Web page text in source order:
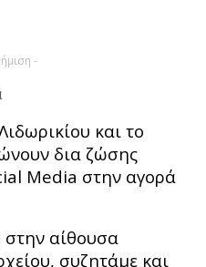
-
και το
δια ζώσης
Media στην αγορά
στην αίθουσα
συζητάμε και